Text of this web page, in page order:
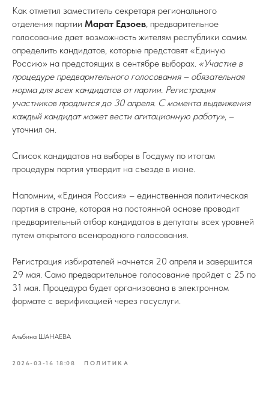
Как отметил заместитель секретаря регионального
отделения партии Марат Едзоев, предварительное
голосование дает возможность жителям республики самим
определить кандидатов, которые представят «Единую
Россию» на предстоящих в сентябре выборах. «Участие в
процедуре предварительного голосования – обязательная
норма для всех кандидатов от партии. Регистрация
участников продлится до 30 апреля. С момента выдвижения
каждый кандидат может вести агитационную работу», –
уточнил он.
Список кандидатов на выборы в Госдуму по итогам
процедуры партия утвердит на съезде в июне.
Напомним, «Единая Россия» – единственная политическая
партия в стране, которая на постоянной основе проводит
предварительный отбор кандидатов в депутаты всех уровней
путем открытого всенародного голосования.
Регистрация избирателей начнется 20 апреля и завершится
29 мая. Само предварительное голосование пройдет с 25 по
31 мая. Процедура будет организована в электронном
формате с верификацией через госуслуги.
Альбина ШАНАЕВА
2026-03-16 18:08 ПОЛИТИКА